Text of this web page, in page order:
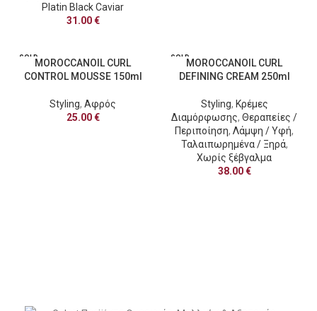
Platin Black Caviar
31.00€
SOLD
OUTMOROCCANOIL CURL
CONTROL MOUSSE 150ml
Styling, Αφρός
25.00€
SOLD
OUTMOROCCANOIL CURL
DEFINING CREAM 250ml
Styling, Κρέμες
Διαμόρφωσης, Θεραπείες /
Περιποίηση, Λάμψη / Υφή,
Ταλαιπωρημένα / Ξηρά,
Χωρίς ξέβγαλμα
38.00€